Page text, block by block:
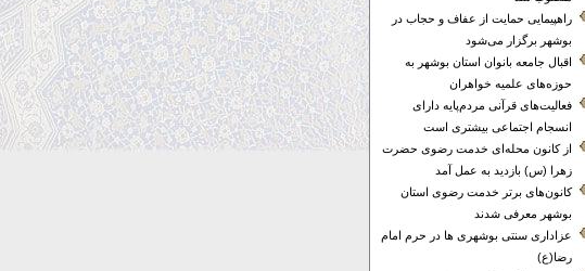
راهپیمایی حمایت از عفاف و حجاب در
بوشهر برگزار می‌شود
اقبال جامعه بانوان استان بوشهر به
حوزه‌های علمیه خواهران
فعالیت‌های قرآنی مردم‌پایه دارای
انسجام اجتماعی بیشتری است
از کانون محله‌ای خدمت رضوی حضرت
زهرا (س) بازدید به عمل آمد
کانون‌های برتر خدمت رضوی استان
بوشهر معرفی شدند
عزاداری سنتی بوشهری ها در حرم امام
رضا(ع)